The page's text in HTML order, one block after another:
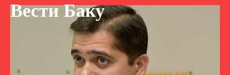
Вести Баку